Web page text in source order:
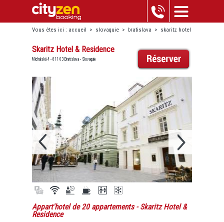
Vous êtes ici : accueil > slovaquie > bratislava > skaritz hotel
& residence
Skaritz Hotel & Residence
Michalská 4 - 811 03 Bratislava - Slovaquie
Appart'hotel de 20 appartements- Skaritz Hotel &
Residence